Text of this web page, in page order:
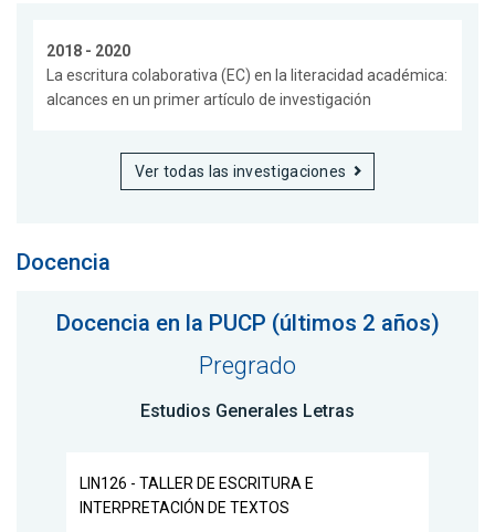
2018 - 2020
La escritura colaborativa (EC) en la literacidad académica:
alcances en un primer artículo de investigación
Ver todas las investigaciones
Docencia
Docencia en la PUCP (últimos 2 años)
Pregrado
Estudios Generales Letras
LIN126 - TALLER DE ESCRITURA E
INTERPRETACIÓN DE TEXTOS